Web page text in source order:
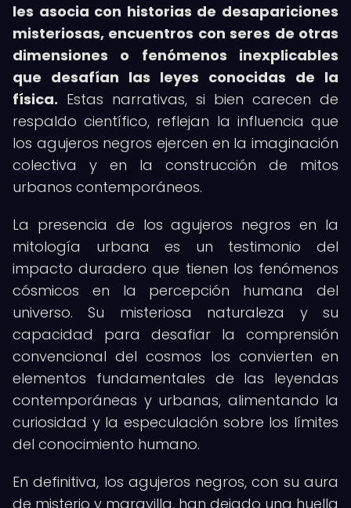
les asocia con historias de desapariciones
misteriosas, encuentros con seres de otras
dimensiones o fenómenos inexplicables
que desafían las leyes conocidas de la
física. Estas narrativas, si bien carecen de
respaldo científico, reflejan la influencia que
los agujeros negros ejercen en la imaginación
colectiva y en la construcción de mitos
urbanos contemporáneos.
La presencia de los agujeros negros en la
mitología urbana es un testimonio del
impacto duradero que tienen los fenómenos
cósmicos en la percepción humana del
universo. Su misteriosa naturaleza y su
capacidad para desafiar la comprensión
convencional del cosmos los convierten en
elementos fundamentales de las leyendas
contemporáneas y urbanas, alimentando la
curiosidad y la especulación sobre los límites
del conocimiento humano.
En definitiva, los agujeros negros, con su aura
de misterio y maravilla, han dejado una huella